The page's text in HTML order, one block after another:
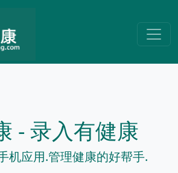
- 录入有健康
机应用.管理健康的好帮手.